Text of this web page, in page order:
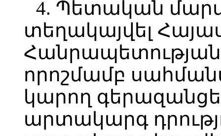
4. Պետական
տեղակայվել
որոշմամբ
կարող
արտակարգ